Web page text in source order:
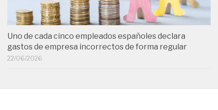
Uno de cada cinco empleados españoles declara
gastos de empresa incorrectos de forma regular
22/06/2026